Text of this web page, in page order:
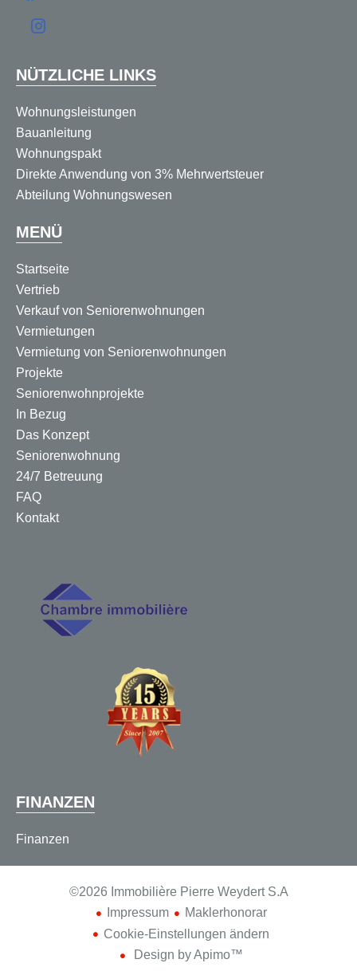
NÜTZLICHE LINKS
Wohnungsleistungen
Bauanleitung
Wohnungspakt
Direkte Anwendung von 3% Mehrwertsteuer
Abteilung Wohnungswesen
MENÜ
Startseite
Vertrieb
Verkauf von Seniorenwohnungen
Vermietungen
Vermietung von Seniorenwohnungen
Projekte
Seniorenwohnprojekte
In Bezug
Das Konzept
Seniorenwohnung
24/7 Betreuung
FAQ
Kontakt
FINANZEN
Finanzen
©2026 Immobilière Pierre Weydert S.A
Impressum
Maklerhonorar
Cookie-Einstellungen ändern
Design byApimo™